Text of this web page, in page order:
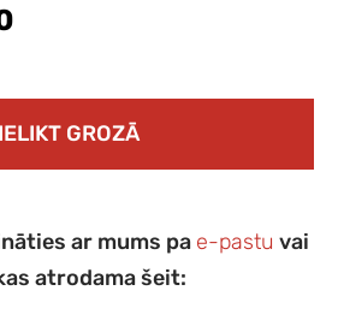
IELIKT GROZĀ
ar mums pa e-pastu vai
atrodama šeit: